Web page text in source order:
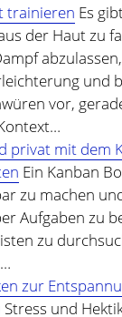
trainieren Es
der Haut zu
und
vor,
privat mit dem
Ein Kanban
zu machen
Aufgaben zu
zu
zur
Stress und